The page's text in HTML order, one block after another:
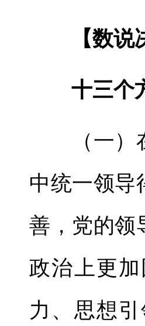
【数说决
十三个方
（一）在
中统一领导
善，党的领
政治上更
力、思想